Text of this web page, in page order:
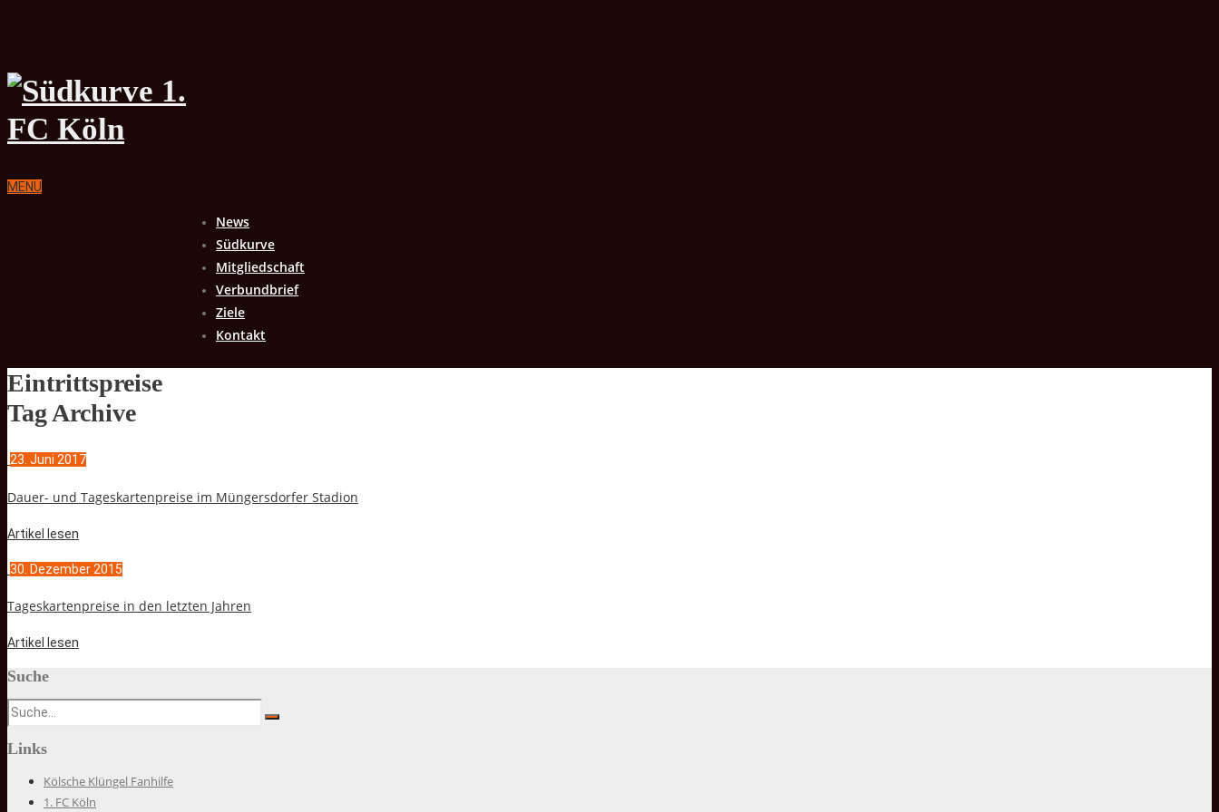
MENU
News
Südkurve
Mitgliedschaft
Verbundbrief
Ziele
Kontakt
Eintrittspreise
Tag Archive
23. Juni 2017
Dauer- und Tageskartenpreise im Müngersdorfer Stadion
Artikel lesen
30. Dezember 2015
Tageskartenpreise in den letzten Jahren
Artikel lesen
Suche
Links
Kölsche Klüngel Fanhilfe
1. FC Köln